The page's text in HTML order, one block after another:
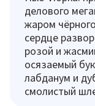
делового
жаром
сердце
розой и
осязаемый
лабданум и
смолистый